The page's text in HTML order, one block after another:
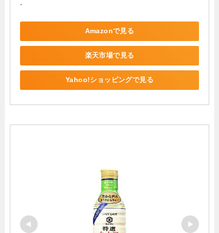
-
Amazonで見る
楽天市場で見る
Yahoo!ショッピングで見る